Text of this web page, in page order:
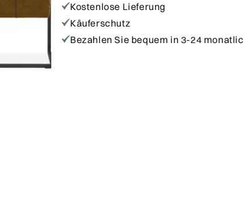
Jordan Jordan
Kostenlose Lieferung
Käuferschutz
Bezahlen Sie bequem in 3-24